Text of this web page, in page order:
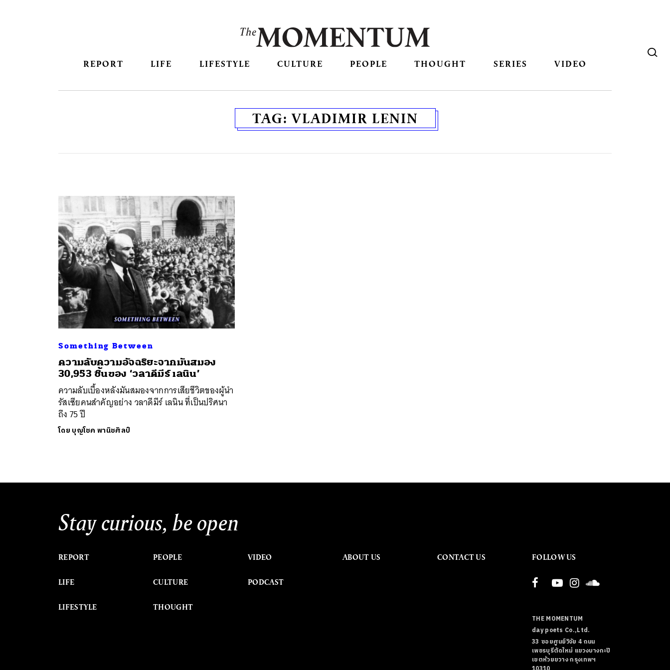
REPORT LIFE LIFESTYLE CULTURE PEOPLE THOUGHT SERIES VIDEO
TAG:VLADIMIR LENIN
Something Between
ความลับความอัจฉริยะจากมันสมอง
30,953 ชิ้นของ ‘วลาดีมีร์ เลนิน’
ความลับเบื้องหลังมันสมองจากการเสียชีวิตของผู้นำ
รัสเซียคนสำคัญอย่าง วลาดีมีร์ เลนิน ที่เป็นปริศนา
ถึง 75 ปี
โดย บุญโชค พานิชศิลป์
Stay curious, be open
REPORT
LIFE
LIFESTYLE
PEOPLE
CULTURE
THOUGHT
VIDEO
PODCAST
ABOUT US CONTACT US FOLLOW US
THE MOMENTUM
day poets Co.,Ltd.
33 ซอยศูนย์วิจัย 4 ถนน
เพชรบุรีตัดใหม่ แขวงบางกะปิ
เขตห้วยขวาง กรุงเทพฯ
ค้นหา